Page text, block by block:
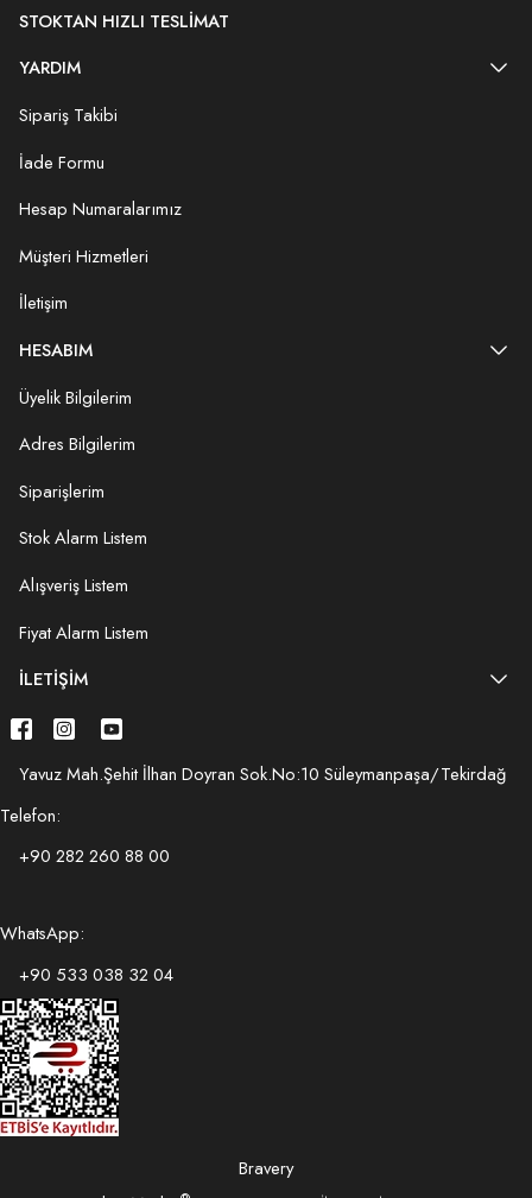
STOKTAN HIZLI TESLIMAT
YARDIM
Sipariş Takibi
İade Formu
Hesap Numaralarımız
Müşteri Hizmetleri
İletişim
HESABIM
Üyelik Bilgilerim
Adres Bilgilerim
Siparişlerim
Stok Alarm Listem
Alışveriş Listem
Fiyat Alarm Listem
İLETIŞIM
Yavuz Mah.Şehit İlhan Doyran Sok.No:10 Süleymanpaşa/Tekirdağ
Telefon:
+90 282 260 88 00
WhatsApp:
+90 533 038 32 04
Bravery